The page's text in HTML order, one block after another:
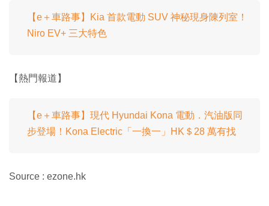
【e＋車路事】Kia 首款電動 SUV 神秘現身陳列室！
Niro EV+ 三大特色
【熱門報道】
【e＋車路事】現代 Hyundai Kona 電動．汽油版同
步登場！Kona Electric「一換一」HK＄28 萬有找
Source : ezone.hk